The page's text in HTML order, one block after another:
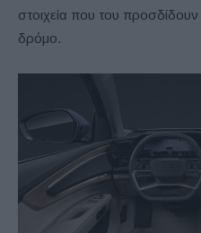
στοιχεία που του
δρόμο.